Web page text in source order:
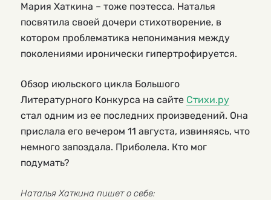
Мария Хаткина – тоже поэтесса. Наталья
посвятила своей дочери стихотворение, в
котором проблематика непонимания между
поколениями иронически гипертрофируется.
Обзор июльского цикла Большого
Литературного Конкурса на сайте Стихи.ру
стал одним из ее последних произведений. Она
прислала его вечером 11 августа, извиняясь, что
немного запоздала. Приболела. Кто мог
подумать?
Наталья Хаткина пишет о себе: